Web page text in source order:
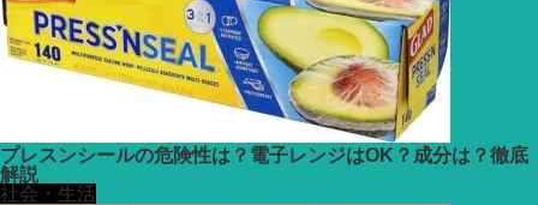
プレスンシールの危険性は？電子レンジはOK？成分は？徹底
解説
社会・生活